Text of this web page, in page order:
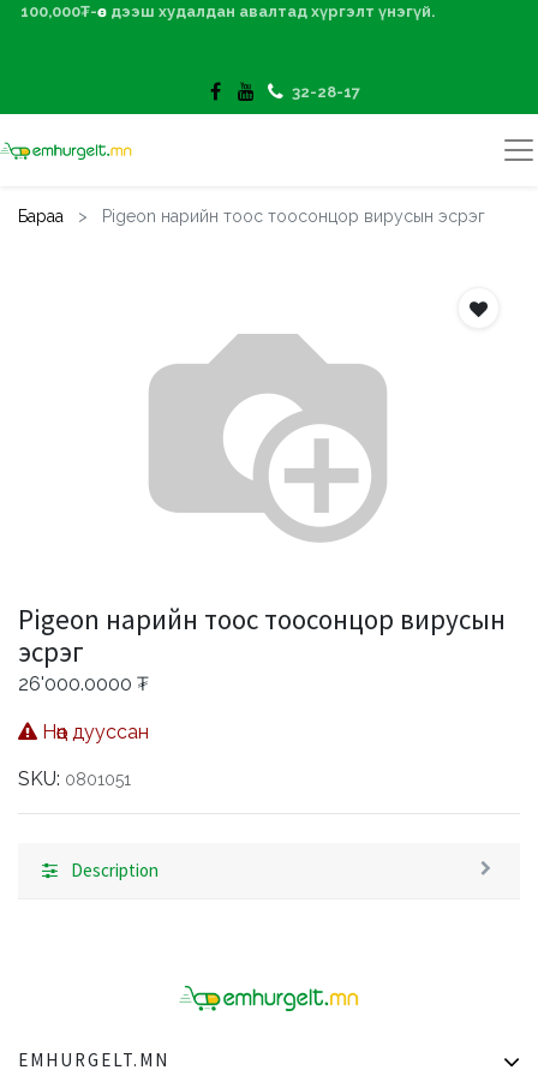
100,000₮-өөс дээш худалдан авалтад хүргэлт үнэгүй.
32-28-17
Бараа Pigeon нарийн тоос тоосонцор вирусын эсрэг
Pigeon нарийн тоос тоосонцор вирусын
эсрэг
26'000.0000 ₮
Нөөц дууссан
SKU: 0801051
Description
EMHURGELT.MN